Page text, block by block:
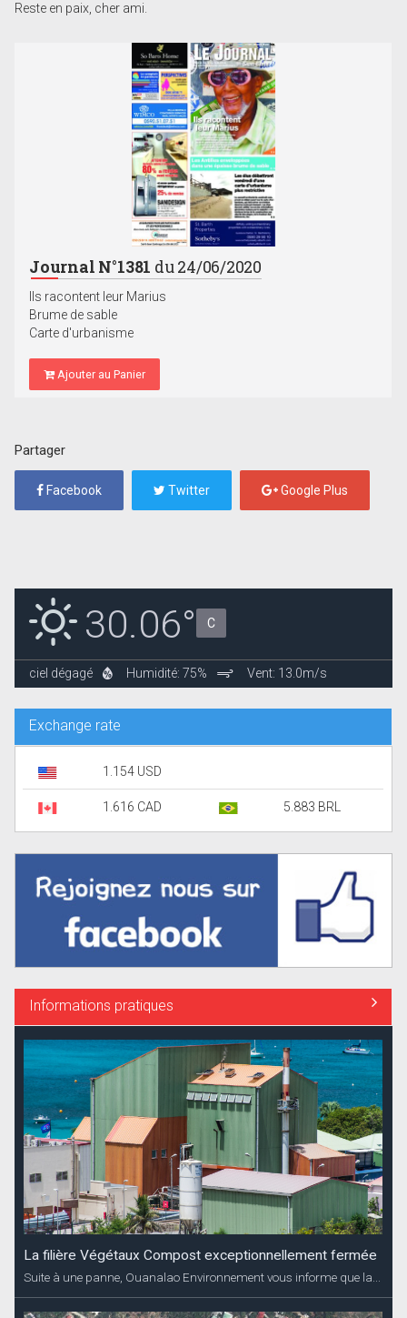
Reste en paix, cher ami.
Journal N°1381 du 24/06/2020
Ils racontent leur Marius
Brume de sable
Carte d'urbanisme
Ajouter au Panier
Partager
Facebook Twitter Google Plus
30.06° C
ciel dégagé Humidité: 75% Vent: 13.0m/s
Exchange rate
1.154 USD
1.616 CAD 5.883 BRL
Informations pratiques
La filière Végétaux Compost exceptionnellement fermée
Suite à une panne, Ouanalao Environnement vous informe que la...